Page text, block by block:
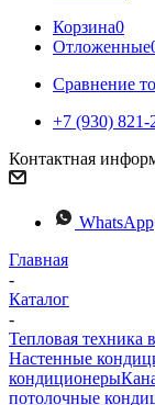
Корзина0
Отложенные
Сравнение
+7 (930) 821-
Контактная
WhatsApp
Главная
-
Каталог
-
Тепловая техника
Настенные
кондиционеры
потолочные